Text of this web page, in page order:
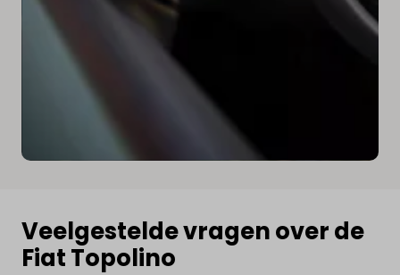
Veelgestelde vragen over de
Fiat Topolino